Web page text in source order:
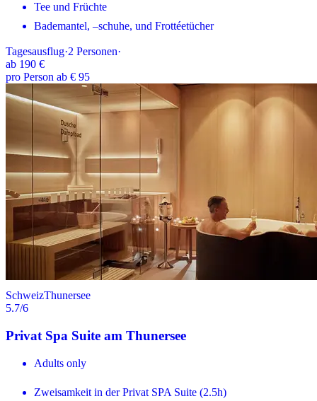
Tee und Früchte
Bademantel, –schuhe, und Frottéetücher
Tagesausflug·2 Personen·
ab 190 €
pro Person ab € 95
SchweizThunersee
5.7/6
Privat Spa Suite am Thunersee
Adults only
Zweisamkeit in der Privat SPA Suite (2.5h)